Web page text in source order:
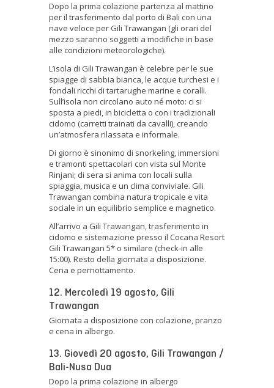
Dopo la prima colazione partenza al mattino
per il trasferimento dal porto di Bali con una
nave veloce per Gili Trawangan (gli orari del
mezzo saranno soggetti a modifiche in base
alle condizioni meteorologiche).
L’isola di Gili Trawangan è celebre per le sue
spiagge di sabbia bianca, le acque turchesi e i
fondali ricchi di tartarughe marine e coralli.
Sull’isola non circolano auto né moto: ci si
sposta a piedi, in bicicletta o con i tradizionali
cidomo (carretti trainati da cavalli), creando
un’atmosfera rilassata e informale.
Di giorno è sinonimo di snorkeling, immersioni
e tramonti spettacolari con vista sul Monte
Rinjani; di sera si anima con locali sulla
spiaggia, musica e un clima conviviale. Gili
Trawangan combina natura tropicale e vita
sociale in un equilibrio semplice e magnetico.
All’arrivo a Gili Trawangan, trasferimento in
cidomo e sistemazione presso il Cocana Resort
Gili Trawangan 5* o similare (check-in alle
15:00). Resto della giornata a disposizione.
Cena e pernottamento.
12. Mercoledì 19 agosto, Gili
Trawangan
Giornata a disposizione con colazione, pranzo
e cena in albergo.
13. Giovedì 20 agosto, Gili Trawangan /
Bali-Nusa Dua
Dopo la prima colazione in albergo